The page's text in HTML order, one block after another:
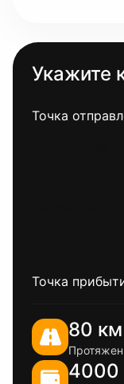
Укажите
Точка
Точка
80 км
4000